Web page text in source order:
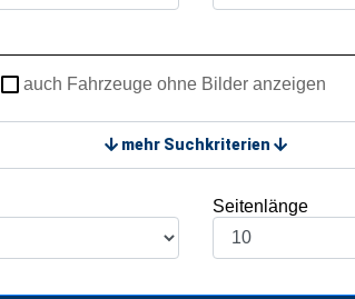
auch Fahrzeuge ohne Bilder anzeigen
mehr Suchkriterien
Seitenlänge